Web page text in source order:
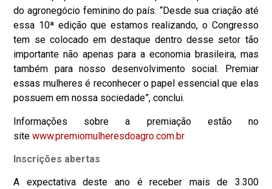
do agronegócio feminino do país. “Desde sua criação até
essa 10ª edição que estamos realizando, o Congresso
tem se colocado em destaque dentro desse setor tão
importante não apenas para a economia brasileira, mas
também para nosso desenvolvimento social. Premiar
essas mulheres é reconhecer o papel essencial que elas
possuem em nossa sociedade”, conclui.
Informações sobre a premiação estão no
site www.premiomulheresdoagro.com.br
Inscrições abertas
A expectativa deste ano é receber mais de 3.300